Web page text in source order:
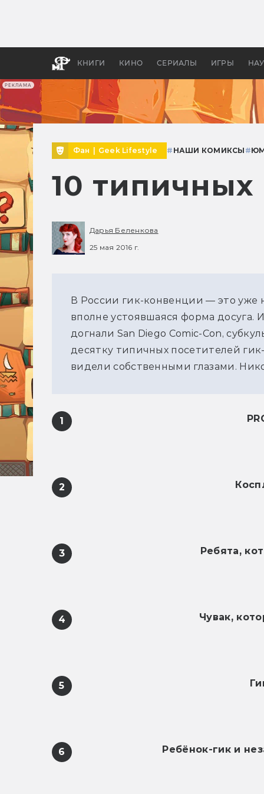
РЕКЛАМА
КНИГИ КИНО СЕРИАЛЫ ИГРЫ
Фан Geek Lifestyle # НАШИ КОМИКСЫ #
10 типичных
Дарья Беленкова
25 мая 2016 г.
В России гик-конвенции — это уже
вполне устоявшаяся форма досуга.
догнали San Diego Comic-Con,
десятку типичных посетителей
видели собственными глазами.
1
2
3 Ребята,
4 Чувак,
5
6 Ребёнок-гик и